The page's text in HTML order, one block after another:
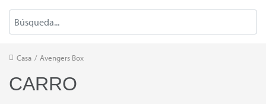
Casa / Avengers Box
CARRO